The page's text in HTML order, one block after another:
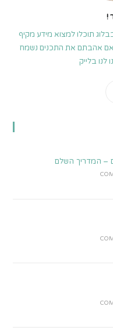
!
בבלוג תוכלו למצוא מידע מקיף
אם אהבתם את התכנים נשמח
לנו בלייק
– המדריך השלם